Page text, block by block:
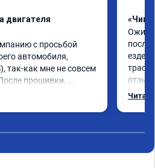
двигателя
с просьбой
автомобиля,
так-как мне не совсем
прошивки,
намного лучше!
СПАСИБО
качественно и
успехов и
«Чип
после
езде
По